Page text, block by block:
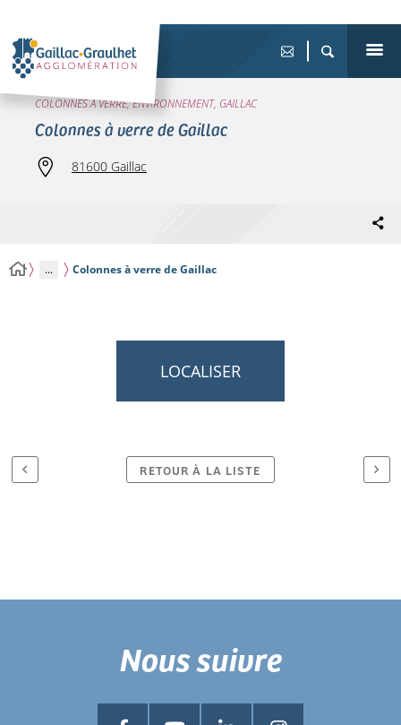
COLONNES À VERRE, ENVIRONNEMENT, GAILLAC
Colonnes à verre de Gaillac
81600 Gaillac
... Colonnes à verre de Gaillac
LOCALISER
RETOUR À LA LISTE
Nous suivre